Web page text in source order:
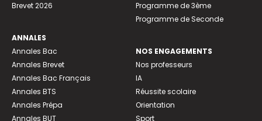
Brevet 2026
ANNALES
Annales Bac
Annales Brevet
Annales Bac Français
Annales BTS
Annales Prépa
Annales BUT
Programme de 3ème
Programme de Seconde
NOS ENGAGEMENTS
Nos professeurs
IA
Réussite scolaire
Orientation
Sport